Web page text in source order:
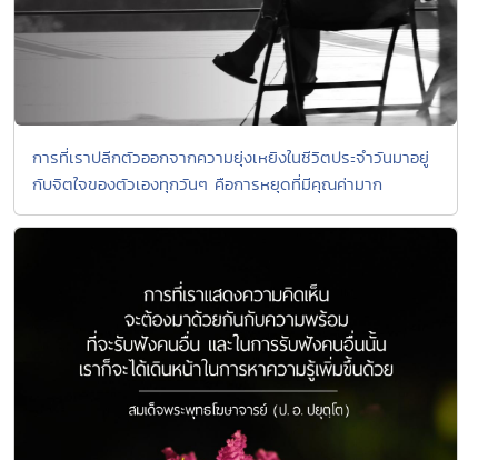
การที่เราปลีกตัวออกจากความยุ่งเหยิงในชีวิตประจำวันมาอยู่
กับจิตใจของตัวเองทุกวันๆ คือการหยุดที่มีคุณค่ามาก